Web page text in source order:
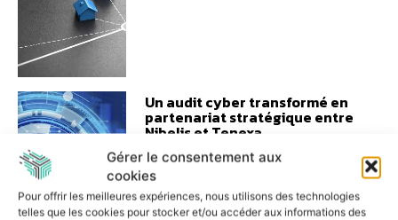
Gérer le consentement aux
cookies
Pour offrir les meilleures expériences, nous utilisons des technologies
telles que les cookies pour stocker et/ou accéder aux informations des
Un audit cyber transformé en
partenariat stratégique entre
Nibelis et Tenexa
17 juin 2026